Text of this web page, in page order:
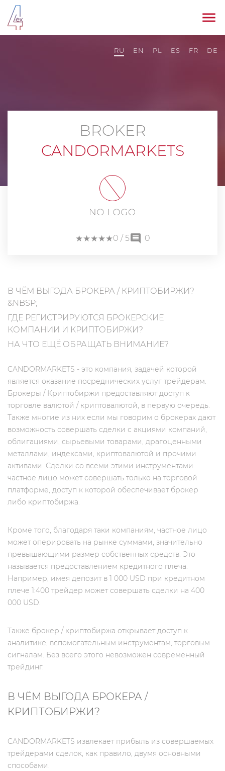
RU EN PL ES FR DE
BROKER
CANDORMARKETS
★★
★★
★★
★★
★★
0 / 5 0
В ЧЁМ ВЫГОДА БРОКЕРА / КРИПТОБИРЖИ?
&NBSP;
ГДЕ РЕГИСТРИРУЮТСЯ БРОКЕРСКИЕ
КОМПАНИИ И КРИПТОБИРЖИ?
НА ЧТО ЕЩЁ ОБРАЩАТЬ ВНИМАНИЕ?
CANDORMARKETS - это компания, задачей которой
является оказание посреднических услуг трейдерам.
Брокеры / Криптобиржи предоставляют доступ к
торговле валютой / криптовалютой, в первую очередь.
Также многие из них если мы говорим о брокерах дают
возможность совершать сделки с акциями компаний,
облигациями, сырьевыми товарами, драгоценными
металлами, индексами, криптовалютой и прочими
активами. Сделки со всеми этими инструментами
частное лицо может совершать только на торговой
платформе, доступ к которой обеспечивает брокер
либо криптобиржа.
Кроме того, благодаря таки компаниям, частное лицо
может оперировать на рынке суммами, значительно
превышающими размер собственных средств. Это
называется предоставлением кредитного плеча.
Например, имея депозит в 1 000 USD при кредитном
плече 1:400 трейдер может совершать сделки на 400
000 USD.
Также брокер / криптобиржа открывает доступ к
аналитике, вспомогательным инструментам, торговым
сигналам. Без всего этого невозможен современный
трейдинг.
В ЧЁМ ВЫГОДА БРОКЕРА /
КРИПТОБИРЖИ?
CANDORMARKETS извлекает прибыль из совершаемых
трейдерами сделок, как правило, двумя основными
способами.